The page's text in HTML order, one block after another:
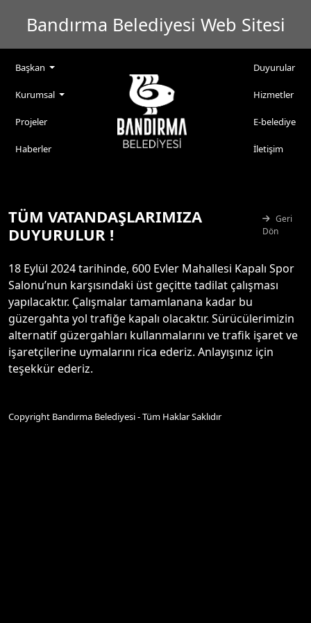
Bandırma Belediyesi Web Sitesi
Başkan
Kurumsal
Projeler
Haberler
Duyurular
Hizmetler
E-belediye
İletişim
TÜM VATANDAŞLARIMIZA
DUYURULUR !
Geri
Dön
18 Eylül 2024 tarihinde, 600 Evler Mahallesi Kapalı Spor
Salonu’nun karşısındaki üst geçitte tadilat çalışması
yapılacaktır. Çalışmalar tamamlanana kadar bu
güzergahta yol trafiğe kapalı olacaktır. Sürücülerimizin
alternatif güzergahları kullanmalarını ve trafik işaret ve
işaretçilerine uymalarını rica ederiz. Anlayışınız için
teşekkür ederiz.
Copyright Bandırma Belediyesi - Tüm Haklar Saklıdır